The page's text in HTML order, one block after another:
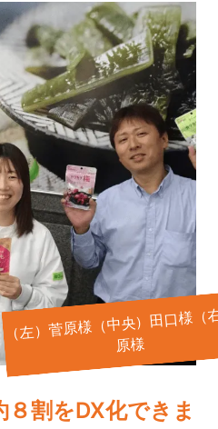
（左）菅原様（中央）田口様（
原様
８割をDX化できま